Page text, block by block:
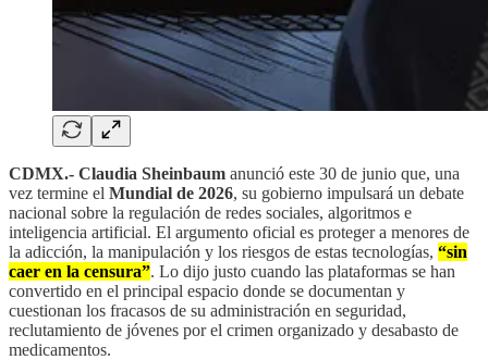
CDMX.- Claudia Sheinbaum anunció este 30 de junio que, una
vez termine el Mundial de 2026, su gobierno impulsará un debate
nacional sobre la regulación de redes sociales, algoritmos e
inteligencia artificial. El argumento oficial es proteger a menores de
la adicción, la manipulación y los riesgos de estas tecnologías, “sin
caer en la censura”. Lo dijo justo cuando las plataformas se han
convertido en el principal espacio donde se documentan y
cuestionan los fracasos de su administración en seguridad,
reclutamiento de jóvenes por el crimen organizado y desabasto de
medicamentos.